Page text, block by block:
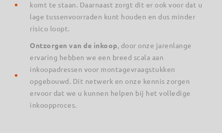
komt te staan. Daarnaast zorgt dit er ook voor dat u
lage tussenvoorraden kunt houden en dus minder
risico loopt.
Ontzorgen van de inkoop, door onze jarenlange
ervaring hebben we een breed scala aan
inkoopadressen voor montagevraagstukken
opgebouwd. Dit netwerk en onze kennis zorgen
ervoor dat we u kunnen helpen bij het volledige
inkoopproces.